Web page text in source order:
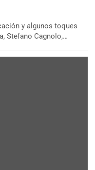
y algunos toques
Stefano Cagnolo,…